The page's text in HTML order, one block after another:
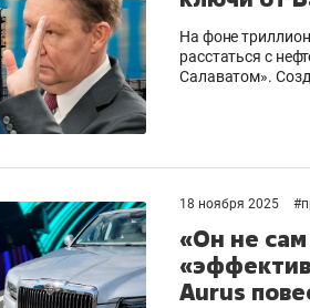
На фоне
расстаться с
Салаватом».
18 ноября 2025 #
«Он не
Aurus